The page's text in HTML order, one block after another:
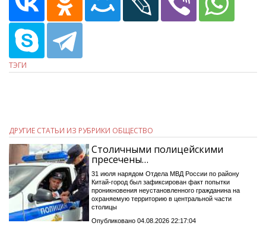
ТЭГИ
ДРУГИЕ СТАТЬИ ИЗ РУБРИКИ ОБЩЕСТВО
Столичными полицейскими
пресечены…
31 июля нарядом Отдела МВД России по району
Китай-город был зафиксирован факт попытки
проникновения неустановленного гражданина на
охраняемую территорию в центральной части
столицы
Опубликовано 04.08.2026 22:17:04